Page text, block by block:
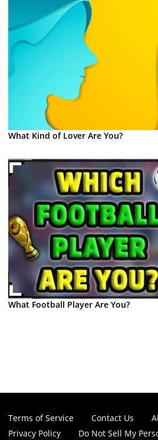
What Kind of Lover Are You?
What Football Player Are You?
Terms of Service Contact Us
Privacy Policy
Do Not Sell My